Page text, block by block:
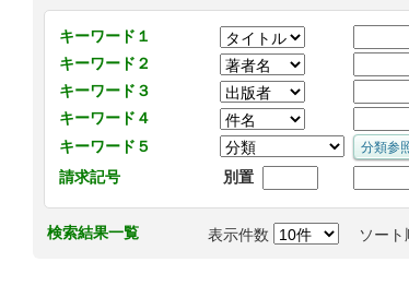
キーワード１
キーワード２
キーワード３
キーワード４
キーワード５
請求記号
別置
検索結果一覧 表示件数 ソート